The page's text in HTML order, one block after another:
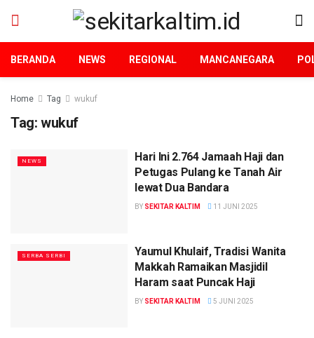
BERANDA NEWS REGIONAL MANCANEGARA
Home Tag wukuf
Tag: wukuf
NEWS
Hari Ini 2.764 Jamaah Haji dan
Petugas Pulang ke Tanah Air
lewat Dua Bandara
BY SEKITAR KALTIM 11 JUNI 2025
SERBA SERBI
Yaumul Khulaif, Tradisi Wanita
Makkah Ramaikan Masjidil
Haram saat Puncak Haji
BY SEKITAR KALTIM 5 JUNI 2025